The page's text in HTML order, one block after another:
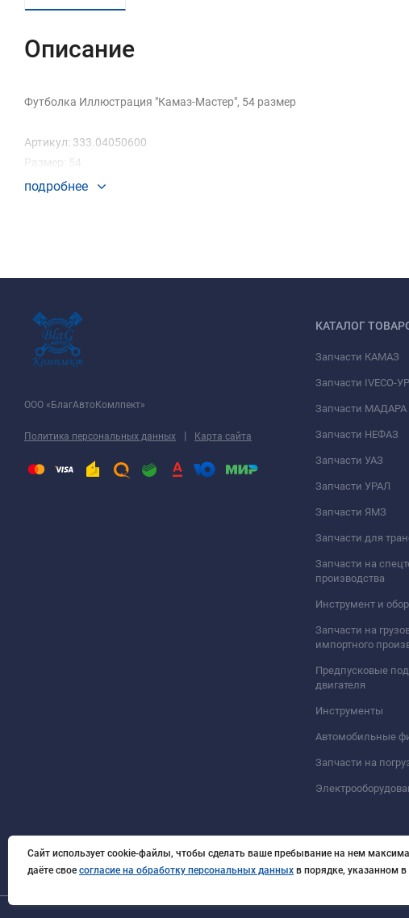
Описание
Футболка Иллюстрация "Камаз-Мастер", 54 размер
Артикул: 333.04050600
Размер: 54
подробнее
ООО «БлагАвтоКомлпект»
Политика персональных данных | Карта сайта
КАТАЛОГ
Запчасти КАМАЗ
Запчасти IVECO-
Запчасти МАДАРА
Запчасти НЕФАЗ
Запчасти УАЗ
Запчасти УРАЛ
Запчасти ЯМЗ
Запчасти для
Запчасти на
производства
Инструмент и
Запчасти на
импортного
Предпусковые
двигателя
Инструменты
Автомобильные
Запчасти на
Сайт использует cookie-файлы, чтобы сделать ваше пребывание на нем
даёте свое согласие на обработку персональных данных в порядке, указанном в